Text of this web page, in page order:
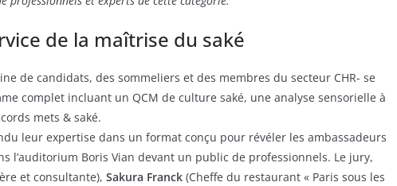
de la maîtrise du saké
de candidats, des sommeliers et des membres du secteur CHR- se
complet incluant un QCM de culture saké, une analyse sensorielle à
mets & saké.
leur expertise dans un format conçu pour révéler les ambassadeurs
l’auditorium Boris Vian devant un public de professionnels. Le jury,
et consultante), Sakura Franck (Cheffe du restaurant « Paris sous les